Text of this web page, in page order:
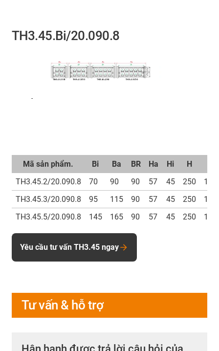
TH3.45.Bi/20.090.8
-
Mã sản phẩm. Bi Ba BR Ha Hi H
TH3.45.2/20.090.8
70 90 90 57 45 250
120
TH3.45.3/20.090.8
95 115 90 57 45 250
120
TH3.45.5/20.090.8
145 165 90 57 45 250 120
Yêu cầu tư vấn TH3.45 ngay
Tư vấn & hỗ trợ